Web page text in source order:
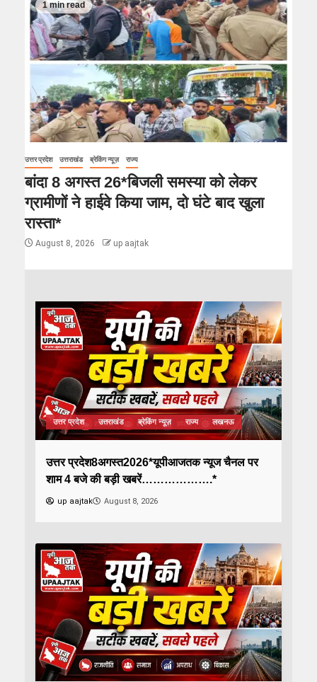
1 min read
उत्तर प्रदेश उत्तराखंड ब्रेकिंग न्यूज़ राज्य
बांदा 8 अगस्त 26*बिजली समस्या को लेकर
ग्रामीणों ने हाईवे किया जाम, दो घंटे बाद खुला
रास्ता*
August 8, 2026 up aajtak
उत्तर प्रदेश उत्तराखंड ब्रेकिंग न्यूज़ राज्य लखनऊ
उत्तर प्रदेश8अगस्त2026*यूपीआजतक न्यूज चैनल पर
शाम 4 बजे की बड़ी खबरें……………….*
up aajtak August 8, 2026